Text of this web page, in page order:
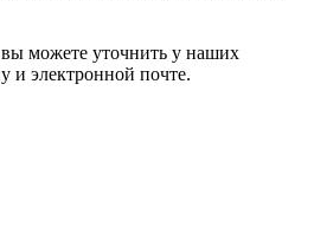
вы можете уточнить у наших
и электронной почте.